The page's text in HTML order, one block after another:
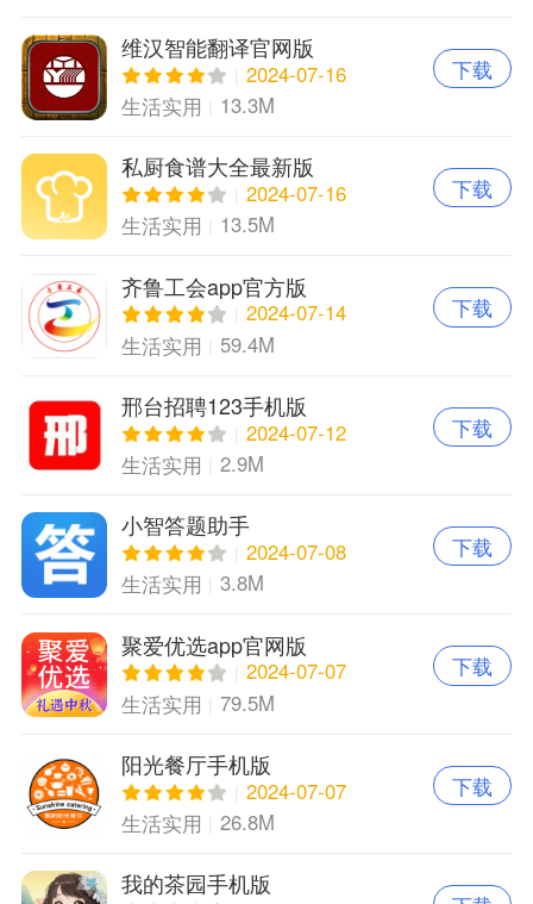
维汉智能翻译官网版
2024-07-16
生活实用
13.3M
下载
私厨食谱大全最新版
2024-07-16
生活实用
13.5M
下载
齐鲁工会app官方版
2024-07-14
生活实用
59.4M
下载
邢台招聘123手机版
2024-07-12
生活实用
2.9M
下载
小智答题助手
2024-07-08
生活实用
3.8M
下载
聚爱优选app官网版
2024-07-07
生活实用
79.5M
下载
阳光餐厅手机版
2024-07-07
生活实用
26.8M
下载
我的茶园手机版